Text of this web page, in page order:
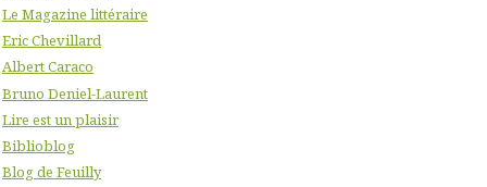
Le Magazine littéraire
Eric Chevillard
Albert Caraco
Bruno Deniel-Laurent
Lire est un plaisir
Biblioblog
Blog de Feuilly